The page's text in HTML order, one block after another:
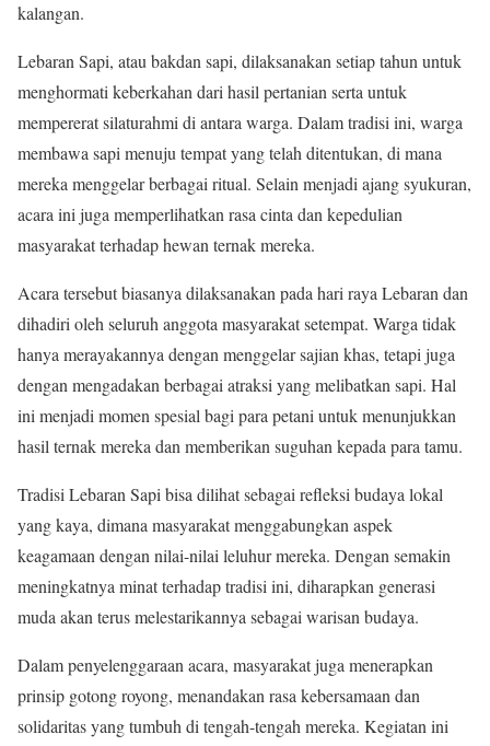
kalangan.
Lebaran Sapi, atau bakdan sapi, dilaksanakan setiap tahun untuk
menghormati keberkahan dari hasil pertanian serta untuk
mempererat silaturahmi di antara warga. Dalam tradisi ini, warga
membawa sapi menuju tempat yang telah ditentukan, di mana
mereka menggelar berbagai ritual. Selain menjadi ajang syukuran,
acara ini juga memperlihatkan rasa cinta dan kepedulian
masyarakat terhadap hewan ternak mereka.
Acara tersebut biasanya dilaksanakan pada hari raya Lebaran dan
dihadiri oleh seluruh anggota masyarakat setempat. Warga tidak
hanya merayakannya dengan menggelar sajian khas, tetapi juga
dengan mengadakan berbagai atraksi yang melibatkan sapi. Hal
ini menjadi momen spesial bagi para petani untuk menunjukkan
hasil ternak mereka dan memberikan suguhan kepada para tamu.
Tradisi Lebaran Sapi bisa dilihat sebagai refleksi budaya lokal
yang kaya, dimana masyarakat menggabungkan aspek
keagamaan dengan nilai-nilai leluhur mereka. Dengan semakin
meningkatnya minat terhadap tradisi ini, diharapkan generasi
muda akan terus melestarikannya sebagai warisan budaya.
Dalam penyelenggaraan acara, masyarakat juga menerapkan
prinsip gotong royong, menandakan rasa kebersamaan dan
solidaritas yang tumbuh di tengah-tengah mereka. Kegiatan ini